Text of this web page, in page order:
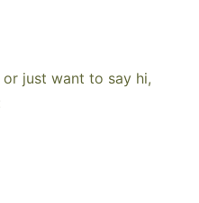
just want to say hi,